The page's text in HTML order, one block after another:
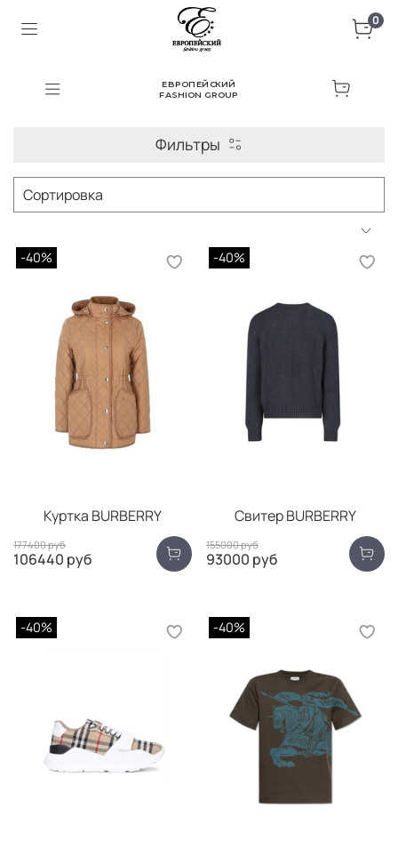
0
ЕВРОПЕЙСКИЙ
FASHION GROUP
Фильтры
-40%
Куртка BURBERRY
177400 руб
106440 руб
-40%
Свитер BURBERRY
155000 руб
93000 руб
-40% -40%